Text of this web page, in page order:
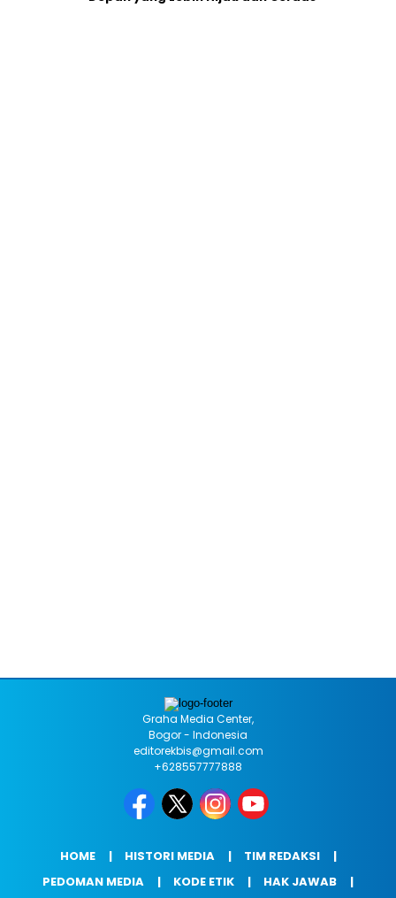
Graha Media Center,
Bogor - Indonesia
editorekbis@gmail.com
+628557777888
HOME HISTORI MEDIA
TIM REDAKSI
PEDOMAN MEDIA
KODE ETIK
HAK JAWAB